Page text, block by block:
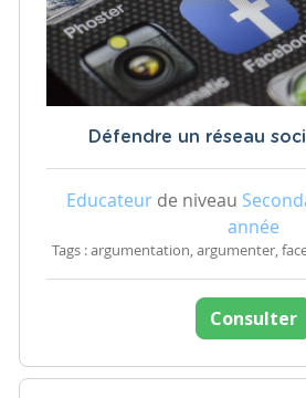
Défendre un réseau
Educateur de niveau
année
Tags : argumentation, argumenter,
Consulter